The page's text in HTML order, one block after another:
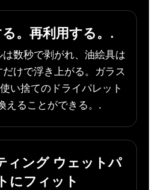
。再利用する。.
数秒で剥がれ、油絵具は
けで浮き上がる。ガラス
い捨てのドライパレット
えることができる。.
ィング ウェットパ
にフィット